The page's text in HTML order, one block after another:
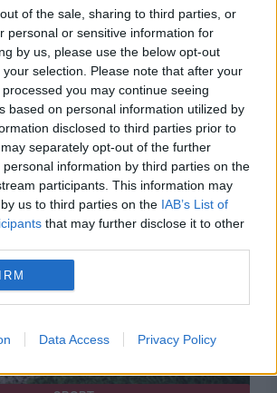
of the sale, sharing to third parties, or
personal or sensitive information for
by us, please use the below opt-out
selection. Please note that after your
you may continue seeing
based on personal information utilized by
disclosed to third parties prior to
separately opt-out of the further
information by third parties on the
participants. This information may
us to third parties on the IAB’s List of
that may further disclose it to other
Data Access Privacy Policy
noastre